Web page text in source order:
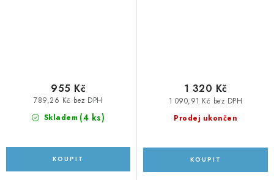
Skladem (4 ks)
789,26 Kč bez DPH
955 Kč
Prodej ukončen
1 090,91 Kč bez DPH
1 320 Kč